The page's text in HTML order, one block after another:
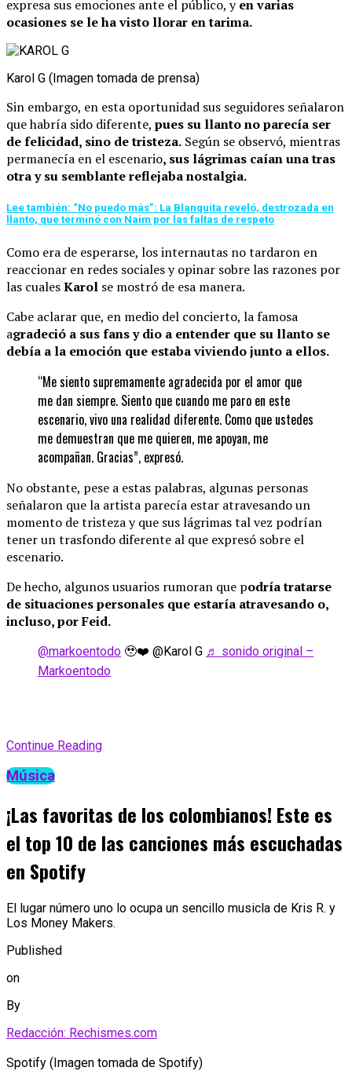
expresa sus emociones ante el público, yen varias
ocasiones se le ha visto llorar en tarima.
Karol G (Imagen tomada de prensa)
Sin embargo, en esta oportunidad sus seguidores señalaron
que habría sido diferente, pues su llanto no parecía ser
de felicidad, sino de tristeza. Según se observó, mientras
permanecía en el escenario, sus lágrimas caían una tras
otra y su semblante reflejaba nostalgia.
Lee también: “No puedo más”: La Blanquita reveló, destrozada en
llanto, que terminó con Naim por las faltas de respeto
Como era de esperarse, los internautas no tardaron en
reaccionar en redes sociales y opinar sobre las razones por
las cualesKarol se mostró de esa manera.
Cabe aclarar que, en medio del concierto, la famosa
agradeció a sus fans y dio a entender que su llanto se
debía a la emoción que estaba viviendo junto a ellos.
“Me siento supremamente agradecida por el amor que
me dan siempre. Siento que cuando me paro en este
escenario, vivo una realidad diferente. Como que ustedes
me demuestran que me quieren, me apoyan, me
acompañan. Gracias”, expresó.
No obstante, pese a estas palabras, algunas personas
señalaron que la artista parecía estar atravesando un
momento de tristeza y que sus lágrimas tal vez podrían
tener un trasfondo diferente al que expresó sobre el
escenario.
De hecho, algunos usuarios rumoran que podría tratarse
de situaciones personales que estaría atravesando o,
incluso, por Feid.
@markoentodo 🥹❤️ @Karol G ♬ sonido original –
Markoentodo
Continue Reading
Música
¡Las favoritas de los colombianos! Este es
el top 10 de las canciones más escuchadas
en Spotify
El lugar número uno lo ocupa un sencillo musicla de Kris R. y
Los Money Makers.
Published
on
By
Redacción: Rechismes.com
Spotify (Imagen tomada de Spotify)